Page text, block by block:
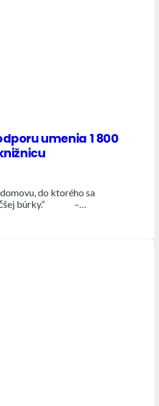
umenia 1 800
do ktorého sa
búrky.“ –…